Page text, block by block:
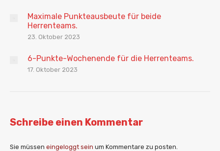
Maximale Punkteausbeute für beide
Herrenteams.
23. Oktober 2023
6-Punkte-Wochenende für die Herrenteams.
17. Oktober 2023
Schreibe einen Kommentar
Sie müssen eingeloggt sein um Kommentare zu posten.